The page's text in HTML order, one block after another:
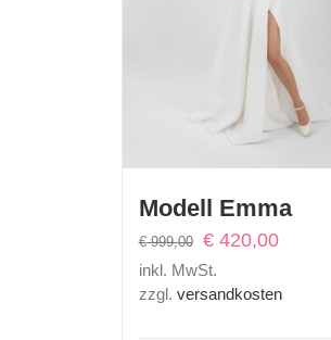
Modell Emma
€999,00
Ursprünglicher
Preis
€420,00Aktueller
inkl. MwSt.
zzgl. versandkosten